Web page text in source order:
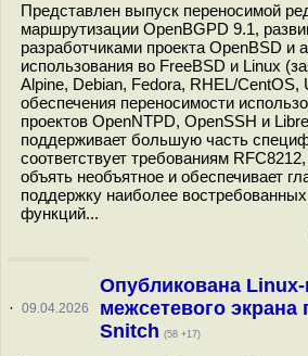
Представлен выпуск переносимой
маршрутизации OpenBGPD 9.1,
разработчиками проекта OpenBSD и
использования во FreeBSD и Linux
Alpine, Debian, Fedora, RHEL/CentOS,
обеспечения переносимости
проектов OpenNTPD, OpenSSH и
поддерживает большую часть
соответствует требованиям
объять необъятное и обеспечивает
поддержку наиболее
функций...
· 09.04.2026
Опубликована Linux-
межсетевого
Snitch (58 +17)